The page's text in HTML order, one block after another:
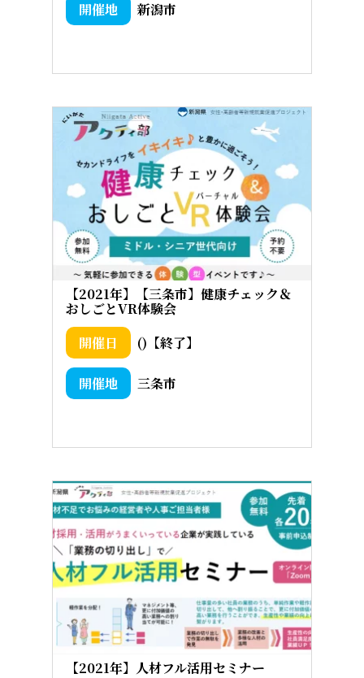
新潟市
【2021年】【三条市】健康チェック＆
おしごとVR体験会
()【終了】
三条市
【2021年】人材フル活用セミナー